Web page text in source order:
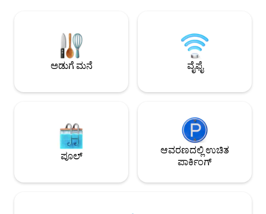
ಸೈಟ್‌ನಲ್ಲಿ ಬಾತ್‌ರೂಮ್ ಹೊಂದಿರುವ ನಮ್ಮ ವಿಶ್ರಾಂತಿ
ಕಡಲತೀರದ ಪ್ರವೇಶ ಪೂಲ್ ಪ್ರದೇಶವನ್ನು ನೀವು
ಕಾಣುತ್ತೀರಿ. ನಾವು ಚಿಕ್ಕದಾದ 5-ನಿಮಿಷದವರಾಗಿದ್ದೇವೆ.
ಫುಲ್ಟನ್/8-10 ರಿಂದ RKPT ಬೀಚ್‌ಗೆ ಡ್ರೈವ್ ಮಾಡಿ
ಕಡಿಮೆ
ಮತ್ತು ಕೆಳಗಿರುವ
ಪಡೆಯುವ
ಹೆಚ್ಚಿಸುತ್ತದೆ!
ಅಡುಗೆ ಮನೆ ವೈಫೈ
ಪೂಲ್
ಆವರಣದಲ್ಲಿ ಉಚಿತ
ಪಾರ್ಕಿಂಗ್